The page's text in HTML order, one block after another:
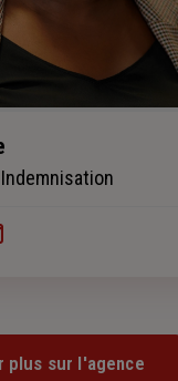
plus sur l'agence